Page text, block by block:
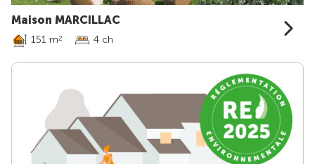
Maison MARCILLAC
151 m2 4 ch